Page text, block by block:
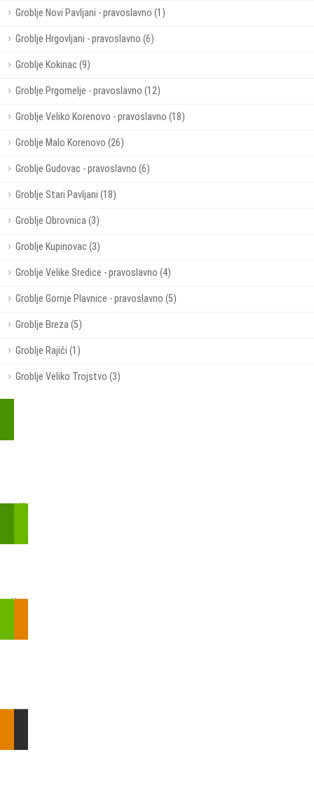
Groblje Novi Pavljani - pravoslavno (1)
Groblje Hrgovljani - pravoslavno (6)
Groblje Kokinac (9)
Groblje Prgomelje - pravoslavno (12)
Groblje Veliko Korenovo - pravoslavno (18)
Groblje Malo Korenovo (26)
Groblje Gudovac - pravoslavno (6)
Groblje Stari Pavljani (18)
Groblje Obrovnica (3)
Groblje Kupinovac (3)
Groblje Velike Sredice - pravoslavno (4)
Groblje Gornje Plavnice - pravoslavno (5)
Groblje Breza (5)
Groblje Rajići (1)
Groblje Veliko Trojstvo (3)